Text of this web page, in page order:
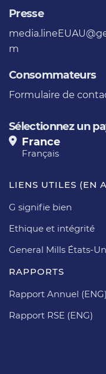
Presse
m
Consommateurs
Formulaire de
Sélectionnez un
France
Français
LIENS UTILES (EN
G signifie bien
Ethique et intégrité
General Mills États-
RAPPORTS
Rapport Annuel (ENG)
Rapport RSE (ENG)